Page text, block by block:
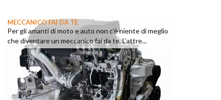
MECCANICO FAI DA TE
Per gli amanti di moto e auto non c’è niente di meglio
che diventare un meccanico fai da te. L’attre...